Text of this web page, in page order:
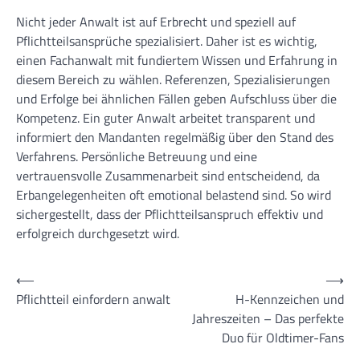
Nicht jeder Anwalt ist auf Erbrecht und speziell auf
Pflichtteilsansprüche spezialisiert. Daher ist es wichtig,
einen Fachanwalt mit fundiertem Wissen und Erfahrung in
diesem Bereich zu wählen. Referenzen, Spezialisierungen
und Erfolge bei ähnlichen Fällen geben Aufschluss über die
Kompetenz. Ein guter Anwalt arbeitet transparent und
informiert den Mandanten regelmäßig über den Stand des
Verfahrens. Persönliche Betreuung und eine
vertrauensvolle Zusammenarbeit sind entscheidend, da
Erbangelegenheiten oft emotional belastend sind. So wird
sichergestellt, dass der Pflichtteilsanspruch effektiv und
erfolgreich durchgesetzt wird.
Post
navigation
⟵
Pflichtteil einfordern anwalt
H-Kennzeichen und
Jahreszeiten – Das perfekte
Duo für Oldtimer-Fans
⟶